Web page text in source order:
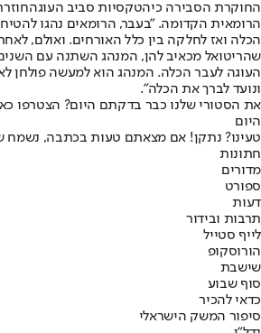
החוקרת הסבירה כיהטקסיות סביב העוגה
הרומאית הקדומה. "בעבר, הרומאים נהגו
הכלה ואז לחלקה בין כלל האורחים. ואולם,
שהריטואל מכאיב להן, המנהג השתנה עם
העוגה לעבר הכלה. המנהג הוא למעשה פולחן
ונועד לברך את הכלה".
את הסטורי שלנו כבר בדקתם היום? הצטרפו
היום
טעינו? נתקן! אם מצאתם טעות בכתבה, נשמח
חתונות
מדורים
ספורט
דעות
תרבות ובידור
לייף סטייל
הורוסקופ
שישבת
סוף שבוע
כדאי להכיר
סיפור המשק הישראלי